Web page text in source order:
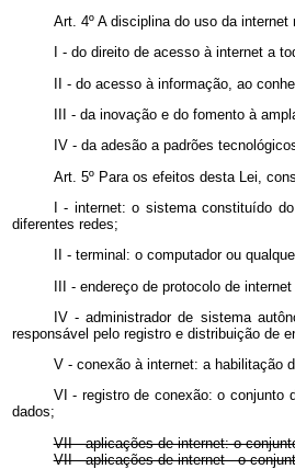
Art. 4º A disciplina do uso da
I - do direito de acesso à internet a
II - do acesso à informação, ao
III - da inovação e do fomento à
IV - da adesão a padrões
Art. 5º Para os efeitos desta Lei,
I - internet: o sistema constituído
diferentes redes;
II - terminal: o computador ou
III - endereço de protocolo de
IV - administrador de sistema
responsável pelo registro e distribuição de
V - conexão à internet: a habilitação
VI - registro de conexão: o conjunto
dados;
VII - aplicações de internet: o
VII - aplicações de internet - o